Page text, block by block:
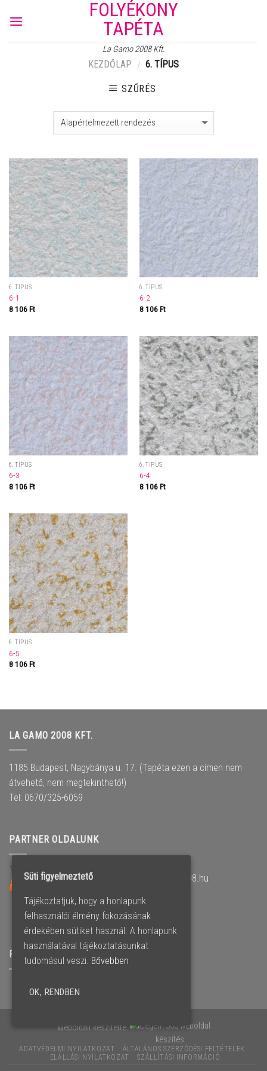
FOLYÉKONY
TAPÉTA
La Gamo 2008 Kft.
KEZDŐLAP / 6. TÍPUS
SZŰRÉS
6. TÍPUS
6-1
8 106Ft
6. TÍPUS
6-2
8 106Ft
6. TÍPUS
6-3
8 106Ft
6. TÍPUS
6-4
8 106Ft
6. TÍPUS
6-5
8 106Ft
LA GAMO 2008 KFT.
1185 Budapest, Nagybánya u. 17. (Tapéta ezen a címen nem
átvehető, nem megtekinthető!)
Tel: 0670/325-6059
PARTNER OLDALUNK
Műanyag nyílászárók – www.lagamo2008.hu
FACEBOOK OLDALUNK
Weboldalt készítette:
ADATVÉDELMI NYILATKOZAT
ÁLTALÁNOS SZERZŐDÉSI FELTÉTELEK
ELÁLLÁSI NYILATKOZAT
SZÁLLÍTÁSI INFORMÁCIÓ
Süti figyelmeztető
Tájékoztatjuk, hogy a honlapunk
felhasználói élmény fokozásának
érdekében sütiket használ. A honlapunk
használatával tájékoztatásunkat
tudomásul veszi. Bővebben
OK, RENDBEN